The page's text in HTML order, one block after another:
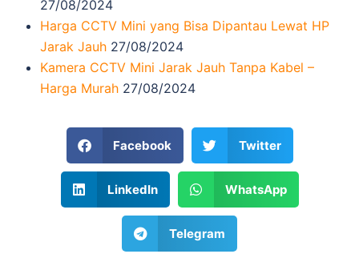
27/08/2024
Harga CCTV Mini yang Bisa Dipantau Lewat HP
Jarak Jauh 27/08/2024
Kamera CCTV Mini Jarak Jauh Tanpa Kabel –
Harga Murah 27/08/2024
Facebook Twitter
LinkedIn WhatsApp
Telegram